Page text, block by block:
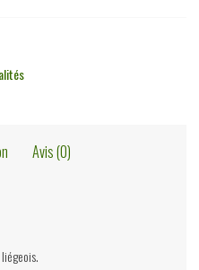
Avis (0)